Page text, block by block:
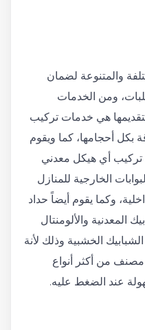
والمتنوعة لضمان
ومن الخدمات
هي خدمات تركيب
بكل أحجامها، كما ويقوم
تركيب أي هيكل معدني
الخارجية للمنازل
وكما يقوم أيضاً حداد
المعدنية والألومنتال
الخشبية وذلك لأنة
مصنف من أكثر أنواع
عند الضغط عليه.